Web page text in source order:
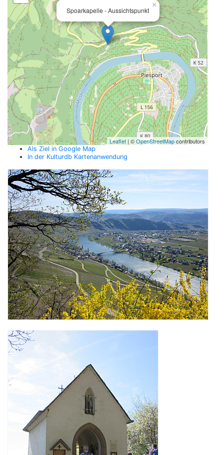
Spoarkapelle - Aussichtspunkt
×
Leaflet | ©OpenStreetMapcontributors
Als Ziel in Google Map
In der Kulturdb Kartenanwendung